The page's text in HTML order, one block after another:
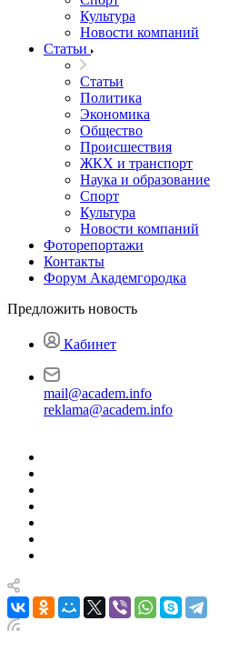
Культура
Новости компаний
Статьи
Статьи
Политика
Экономика
Общество
Происшествия
ЖКХ и транспорт
Наука и образование
Спорт
Культура
Новости компаний
Фоторепортажи
Контакты
Форум Академгородка
Предложить новость
Кабинет
mail@academ.info
reklama@academ.info